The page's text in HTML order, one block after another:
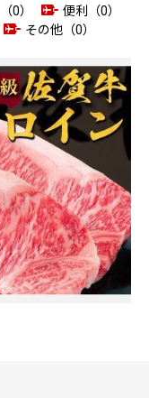
0）
便利（0）
その他（0）